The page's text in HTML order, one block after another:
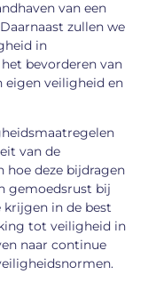
van een
zullen we
in
bevorderen van
eigen veiligheid en
van de
hoe deze bijdragen
gemoedsrust bij
in de best
tot veiligheid in
naar continue